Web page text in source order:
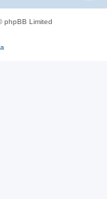
phpBB Limited